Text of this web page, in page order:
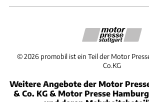
©2026 promobil ist ein Teil der Motor
Co.KG
Weitere Angebote der Motor
& Co. KG & Motor Presse